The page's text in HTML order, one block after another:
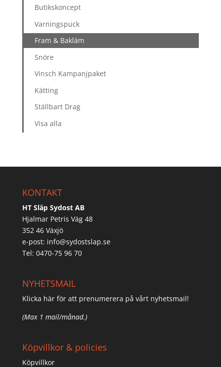
Butikskoncept
Varningspuck
Fram & Bakläm
Snöre
Vinsch Kampanjpaket
Kätting
Ställbart Drag
Visa alla
KONTAKT
HT Släp Sydost AB
Hjalmar Petris Väg 48
352 46 Växjö
e-post: info@sydostslap.se
Tel: 0470-75 96 70
NYHETSMAIL
Klicka här för att prenumerera på vårt nyhetsmail!
(Max 1 mail/månad.)
Köpvillkor & policies
Köpvillkor